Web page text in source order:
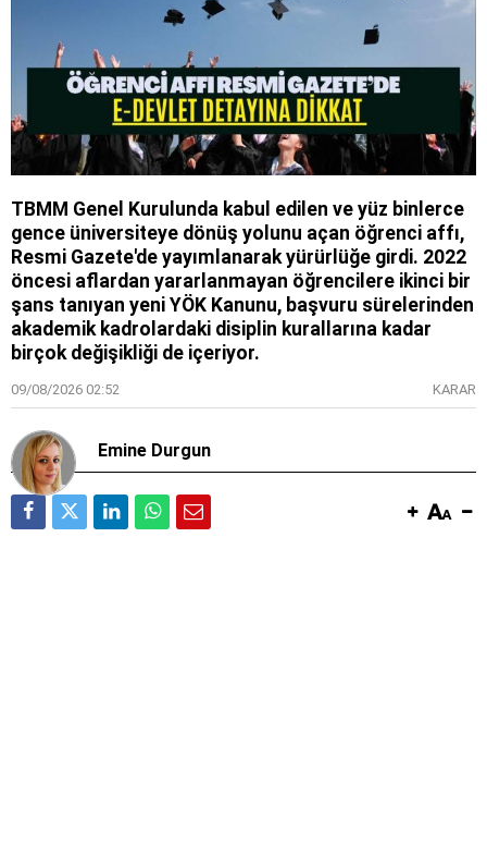
TBMM Genel Kurulunda kabul edilen ve yüz binlerce
gence üniversiteye dönüş yolunu açan öğrenci affı,
Resmi Gazete'de yayımlanarak yürürlüğe girdi. 2022
öncesi aflardan yararlanmayan öğrencilere ikinci bir
şans tanıyan yeni YÖK Kanunu, başvuru sürelerinden
akademik kadrolardaki disiplin kurallarına kadar
birçok değişikliği de içeriyor.
09/08/2026 02:52 KARAR
Emine Durgun